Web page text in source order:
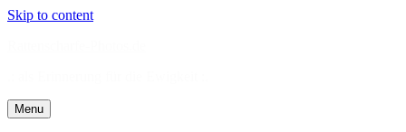
Skip to content
Menu